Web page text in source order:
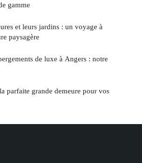
gamme
et leurs jardins : un voyage à
paysagère
de luxe à Angers : notre
parfaite grande demeure pour vos